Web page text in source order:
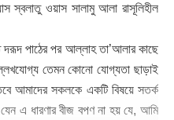
স্বলাতু ওয়াস সালামু আলা রাসূলিহীল
পাঠের পর আল্লাহ তা’আলার কাছে
তেমন কোনো যোগ্যতা ছাড়াই
আমাদের সকলকে একটি বিষয়ে সতর্ক
এ ধারণার বীজ বপণ না হয় যে, আমি